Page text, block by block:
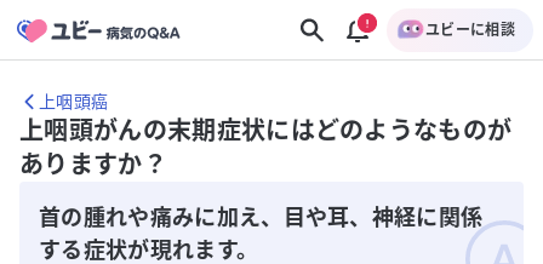
ユビーに相談
上咽頭癌
上咽頭がんの末期症状にはどのようなものが
ありますか？
首の腫れや痛みに加え、目や耳、神経に関係
する症状が現れます。